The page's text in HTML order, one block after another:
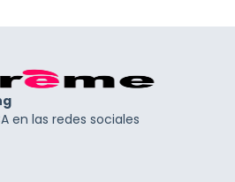
en las redes sociales